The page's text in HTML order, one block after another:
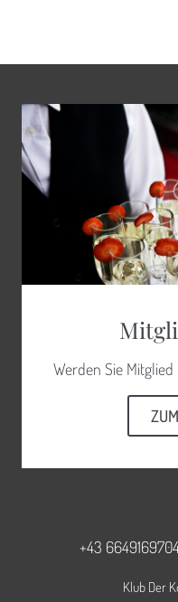
Werden Sie
Klub Der
+43